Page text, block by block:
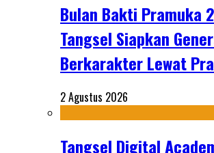
Bulan Bakti Pramuka
Tangsel Siapkan
Berkarakter Lewat
2 Agustus 2026
Tangsel Digital